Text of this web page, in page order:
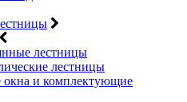
лестницы
лестницы
и комплектующие